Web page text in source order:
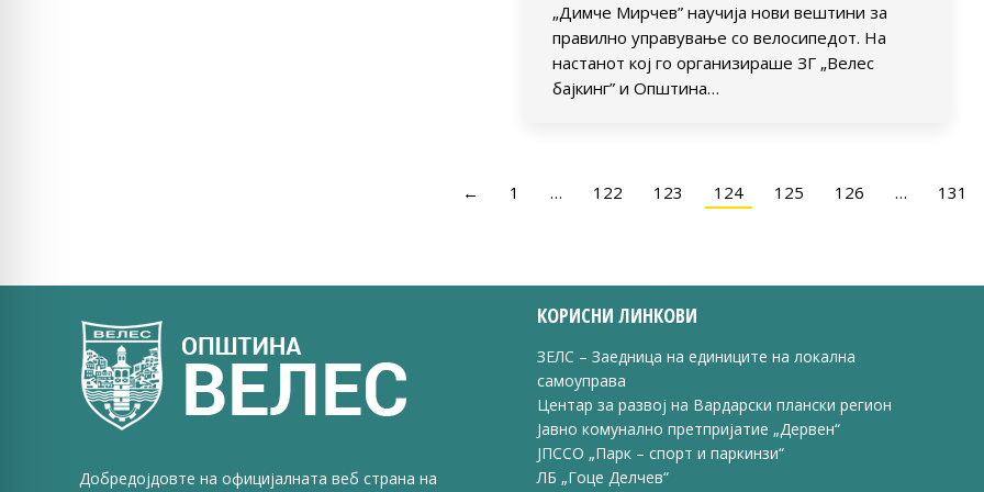
„Димче Мирчев” научија нови вештини за
правилно управување со велосипедот. На
настанот кој го организираше ЗГ „Велес
бајкинг” и Општина…
← 1 … 122 123 124 125 126 … 131
Добредојдовте на официјалната веб страна на
КОРИСНИ ЛИНКОВИ
ЗЕЛС – Заедница на единиците на локална
самоуправа
Центар за развој на Вардарски плански регион
Јавно комунално претпријатие „Дервен“
ЈПССО „Парк – спорт и паркинзи“
ЛБ „Гоце Делчев“